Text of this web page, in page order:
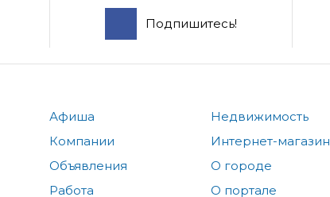
Подпишитесь!
Афиша
Компании
Объявления
Работа
Недвижимость
Интернет-магазин
О городе
О портале